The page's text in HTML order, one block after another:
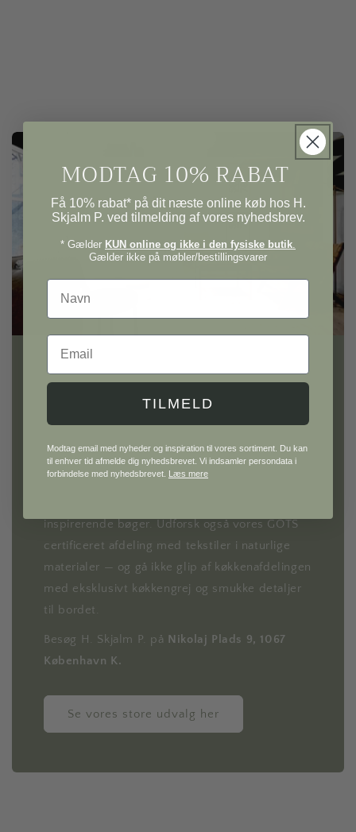
H. Skjalm P.
interiør til hele hjemmet.
Hos H. Skjalm P. finder du alt fra knager, lamper
inspirerende bøger. Udforsk også vores GOTS
certificeret afdeling med tekstiler i naturlige
materialer — og gå ikke glip af køkkenafdelingen
med eksklusivt køkkengrej og smukke detaljer
til bordet.
Besøg H. Skjalm P. på Nikolaj Plads 9, 1067
København K.
Se vores store udvalg her
MODTAG 10% RABAT
Få 10% rabat* på dit næste online køb hos H.
Skjalm P. ved tilmelding af vores nyhedsbrev.
* Gælder KUN online og ikke i den fysiske butik.
Gælder ikke på møbler/bestillingsvarer
Navn
Email
TILMELD
Modtag email med nyheder og inspiration til vores sortiment. Du kan
til enhver tid afmelde dig nyhedsbrevet. Vi indsamler persondata i
forbindelse med nyhedsbrevet. Læs mere